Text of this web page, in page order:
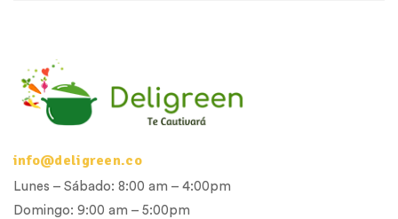
info@deligreen.co
Lunes – Sábado: 8:00 am – 4:00pm
Domingo: 9:00 am – 5:00pm